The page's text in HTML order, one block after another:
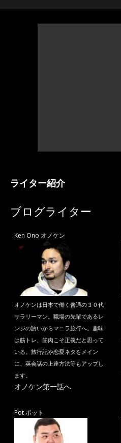
ライター紹介
ブログライター
Ken Ono オノケン
オノケンは日本で働く普通の３０代
サラリーマン。職場の先輩であるレ
ンジの誘いからマニラ旅行へ。趣味
は筋トレ、筋肉こそ正義だと思って
いる。旅行記や恋愛ネタをメイン
に、英会話の上達方法等もアップし
ます。
オノケン第一話へ
Pot ポット